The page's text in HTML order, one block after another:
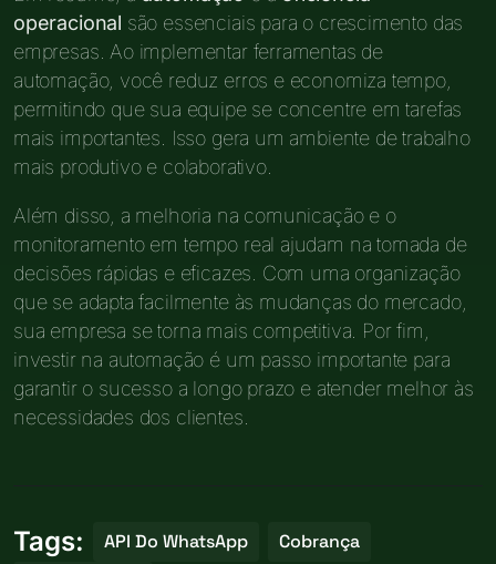
operacional são essenciais para o crescimento das
empresas. Ao implementar ferramentas de
automação, você reduz erros e economiza tempo,
permitindo que sua equipe se concentre em tarefas
mais importantes. Isso gera um ambiente de trabalho
mais produtivo e colaborativo.
Além disso, a melhoria na comunicação e o
monitoramento em tempo real ajudam na tomada de
decisões rápidas e eficazes. Com uma organização
que se adapta facilmente às mudanças do mercado,
sua empresa se torna mais competitiva. Por fim,
investir na automação é um passo importante para
garantir o sucesso a longo prazo e atender melhor às
necessidades dos clientes.
Tags: API Do WhatsApp
Cobrança